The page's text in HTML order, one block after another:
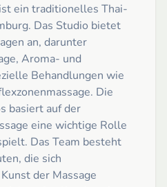
ein traditionelles Thai-
Das Studio bietet
an, darunter
Aroma- und
Behandlungen wie
Die
basiert auf der
eine wichtige Rolle
Das Team besteht
die sich
der Massage